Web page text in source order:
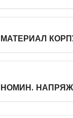
МАТЕРИАЛ
НОМИН.